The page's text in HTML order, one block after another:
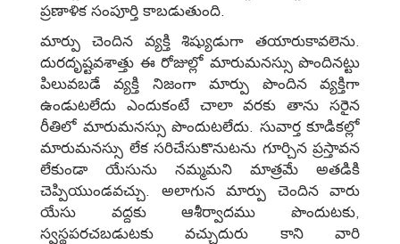
ప్రణాళిక సంపూర్తి కాబడుతుంది.
మార్పు చెందిన వ్యక్తి శిష్యుడుగా తయారుకావలెను.
దురదృష్టవశాత్తు ఈ రోజుల్లో మారుమనస్సు పొందినట్టు
పిలువబడే వ్యక్తి నిజంగా మార్పు పొందిన వ్యక్తిగా
ఉండుటలేదు ఎందుకంటే చాలా వరకు తాను సరైన
రీతిలో మారుమనస్సు పొందుటలేదు. సువార్త కూడికల్లో
మారుమనస్సు లేక సరిచేసుకొనుటను గూర్చిన ప్రస్తావన
లేకుండా యేసును నమ్మమని మాత్రమే అతడికి
చెప్పియుండవచ్చు. అలాగున మార్పు చెందిన వారు
యేసు వద్దకు ఆశీర్వాదము పొందుటకు,
స్వస్థపరచబడుటకు వచ్చుదురు కాని వారి